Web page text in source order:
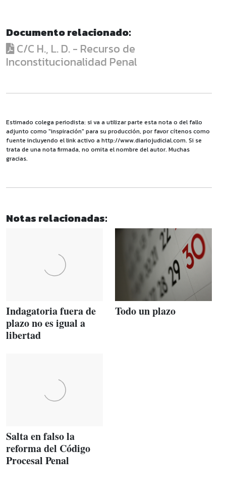
Documento relacionado:
C/C H., L. D. - Recurso de
Inconstitucionalidad Penal
Estimado colega periodista: si va a utilizar parte esta nota o del fallo
adjunto como "inspiración" para su producción, por favor cítenos como
fuente incluyendo el link activo a http://www.diariojudicial.com. Si se
trata de una nota firmada, no omita el nombre del autor. Muchas
gracias.
Notas relacionadas:
Indagatoria fuera de
plazo no es igual a
libertad
Todo un plazo
Salta en falso la
reforma del Código
Procesal Penal